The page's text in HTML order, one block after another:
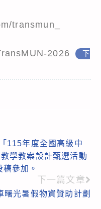
transmun_
2026
下
115年度全國高級中
學教案設計甄選活動
參加。
下一篇文章
曙光暑假物資贊助計劃